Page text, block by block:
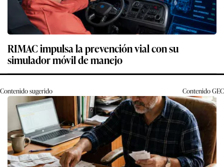
RIMAC impulsa la prevención vial con su
simulador móvil de manejo
Contenido sugerido ContenidoGEC